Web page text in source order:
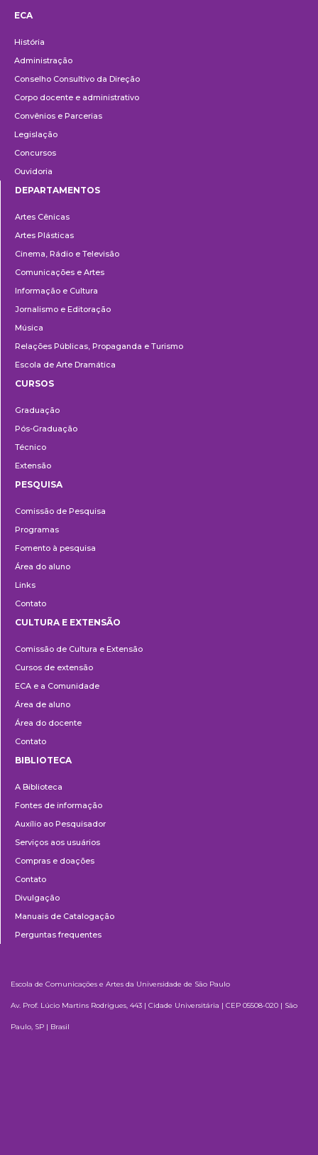
ECA
História
Administração
Conselho Consultivo da Direção
Corpo docente e administrativo
Convênios e Parcerias
Legislação
Concursos
Ouvidoria
DEPARTAMENTOS
Artes Cênicas
Artes Plásticas
Cinema, Rádio e Televisão
Comunicações e Artes
Informação e Cultura
Jornalismo e Editoração
Música
Relações Públicas, Propaganda e Turismo
Escola de Arte Dramática
CURSOS
Graduação
Pós-Graduação
Técnico
Extensão
PESQUISA
Comissão de Pesquisa
Programas
Fomento à pesquisa
Área do aluno
Links
Contato
e
Extensão
CULTURA E EXTENSÃO
Comissão de Cultura e Extensão
Cursos de extensão
ECA e a Comunidade
Área de aluno
Área do docente
Contato
BIBLIOTECA
A Biblioteca
Fontes de informação
Auxílio ao Pesquisador
Serviços aos usuários
Compras e doações
Contato
Divulgação
Manuais de Catalogação
Perguntas frequentes
Escola de Comunicações e Artes da Universidade de São Paulo
Av. Prof. Lúcio Martins Rodrigues, 443 | Cidade Universitária | CEP 05508-020 | São
Paulo, SP | Brasil